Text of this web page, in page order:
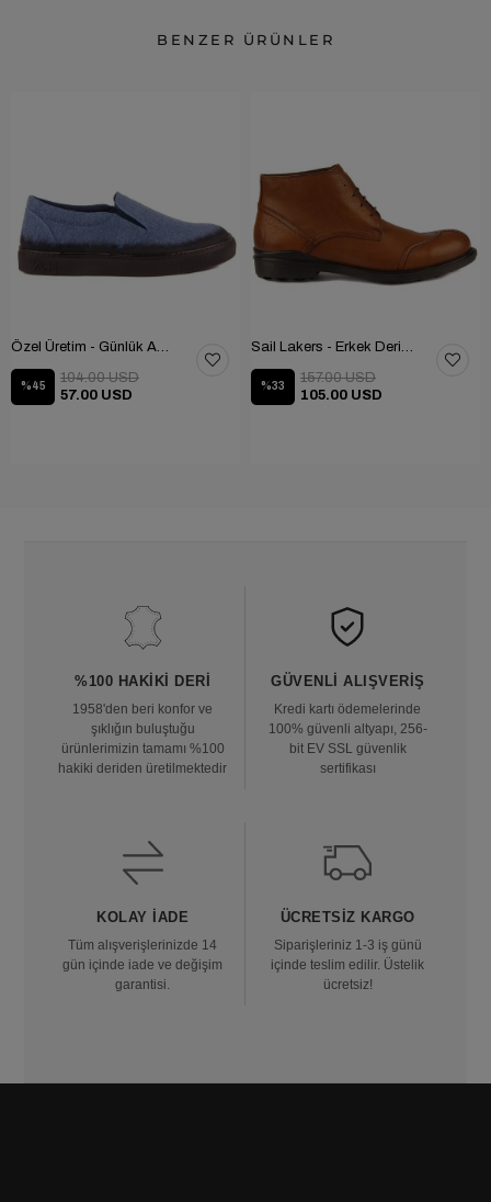
BENZER ÜRÜNLER
%45
57.00 USD
104.00 USD
%33
105.00 USD
157.00 USD
%100 HAKIKI DERI
1958'den beri konfor ve
şıklığın buluştuğu
ürünlerimizin tamamı %100
hakiki deriden üretilmektedir
GÜVENLI ALIŞVERIŞ
Kredi kartı ödemelerinde
100% güvenli altyapı, 256-
bit EV SSL güvenlik
sertifikası
KOLAY İADE
Tüm alışverişlerinizde 14
gün içinde iade ve değişim
garantisi.
ÜCRETSIZ KARGO
Siparişleriniz 1-3 iş günü
içinde teslim edilir. Üstelik
ücretsiz!